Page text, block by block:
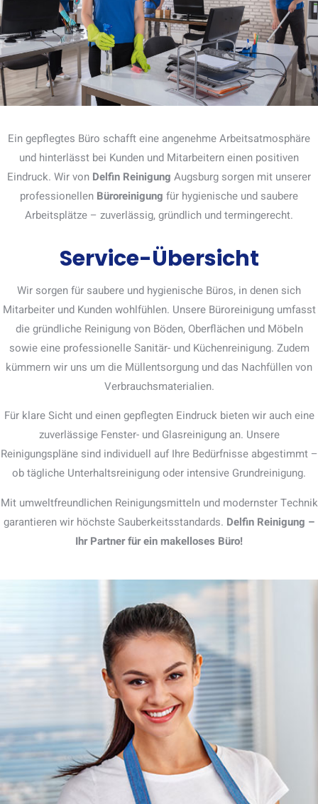
Ein gepflegtes Büro schafft eine angenehme Arbeitsatmosphäre
und hinterlässt bei Kunden und Mitarbeitern einen positiven
Eindruck. Wir von Delfin Reinigung Augsburg sorgen mit unserer
professionellen Büroreinigung für hygienische und saubere
Arbeitsplätze – zuverlässig, gründlich und termingerecht.
Service-Übersicht
Wir sorgen für saubere und hygienische Büros, in denen sich
Mitarbeiter und Kunden wohlfühlen. Unsere Büroreinigung umfasst
die gründliche Reinigung von Böden, Oberflächen und Möbeln
sowie eine professionelle Sanitär- und Küchenreinigung. Zudem
kümmern wir uns um die Müllentsorgung und das Nachfüllen von
Verbrauchsmaterialien.
Für klare Sicht und einen gepflegten Eindruck bieten wir auch eine
zuverlässige Fenster- und Glasreinigung an. Unsere
Reinigungspläne sind individuell auf Ihre Bedürfnisse abgestimmt –
ob tägliche Unterhaltsreinigung oder intensive Grundreinigung.
Mit umweltfreundlichen Reinigungsmitteln und modernster Technik
garantieren wir höchste Sauberkeitsstandards. Delfin Reinigung –
Ihr Partner für ein makelloses Büro!